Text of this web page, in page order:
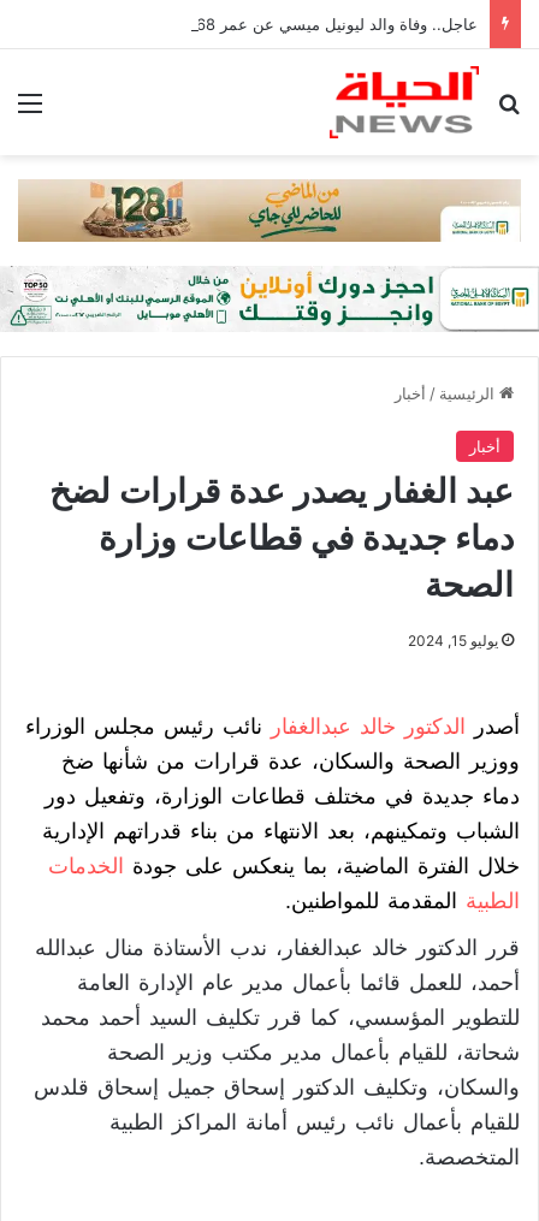
عاجل.. وفاة والد ليونيل ميسي عن عمر 68 عامًا في الأرجنتين
بحث عن
الرئيسية / أخبار
أخبار
عبد الغفار يصدر عدة قرارات لضخ
دماء جديدة في قطاعات وزارة
الصحة
يوليو 15, 2024
أصدر الدكتور خالد عبدالغفار
نائب رئيس مجلس الوزراء
ووزير الصحة والسكان، عدة قرارات من شأنها ضخ
دماء جديدة في مختلف قطاعات الوزارة، وتفعيل دور
الشباب وتمكينهم، بعد الانتهاء من بناء قدراتهم الإدارية
خلال الفترة الماضية، بما ينعكس على جودة
الخدمات
الطبية
المقدمة للمواطنين.
قرر الدكتور خالد عبدالغفار، ندب الأستاذة منال عبدالله
أحمد، للعمل قائما بأعمال مدير عام الإدارة العامة
للتطوير المؤسسي، كما قرر تكليف السيد أحمد محمد
شحاتة، للقيام بأعمال مدير مكتب وزير الصحة
والسكان، وتكليف الدكتور إسحاق جميل إسحاق قلدس
للقيام بأعمال نائب رئيس أمانة المراكز الطبية
المتخصصة.